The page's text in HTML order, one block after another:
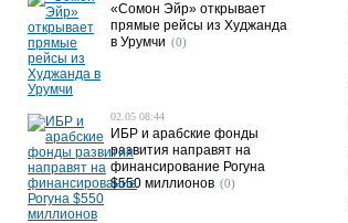
«Сомон Эйр» открывает
прямые рейсы из Худжанда
в Урумчи (0)
02.05 08:44
ИБР и арабские фонды
развития направят на
финансирование Рогуна
$550 миллионов (0)